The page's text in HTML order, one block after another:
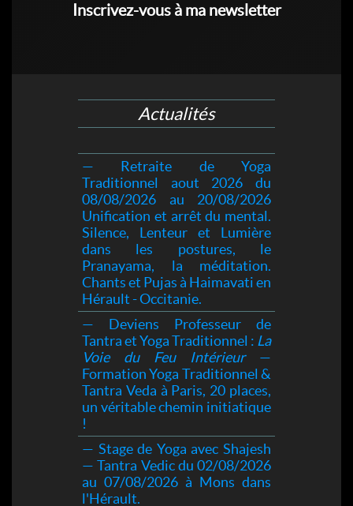
Inscrivez-vous à ma newsletter
Actualités
— Retraite de Yoga
Traditionnel aout 2026 du
08/08/2026 au 20/08/2026
Unification et arrêt du mental.
Silence, Lenteur et Lumière
dans les postures, le
Pranayama, la méditation.
Chants et Pujas à Haimavati en
Hérault - Occitanie.
— Deviens Professeur de
Tantra et Yoga Traditionnel : La
Voie du Feu Intérieur—
Formation Yoga Traditionnel &
Tantra Veda à Paris, 20 places,
un véritable chemin initiatique
!
— Stage de Yoga avec Shajesh
— Tantra Vedic du 02/08/2026
au 07/08/2026 à Mons dans
l'Hérault.